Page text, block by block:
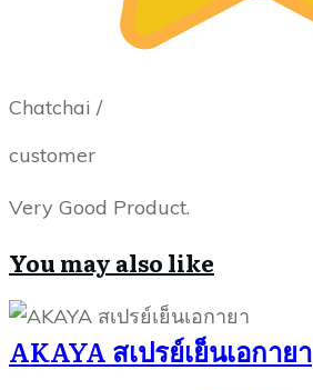
Chatchai /
customer
Very Good Product.
You may also like
AKAYA สเปรย์เย็นเอกายา